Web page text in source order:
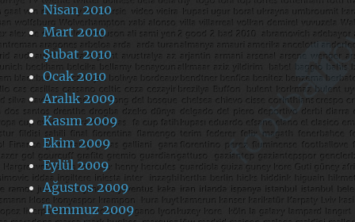
Nisan 2010
Mart 2010
Şubat 2010
Ocak 2010
Aralık 2009
Kasım 2009
Ekim 2009
Eylül 2009
Ağustos 2009
Temmuz 2009